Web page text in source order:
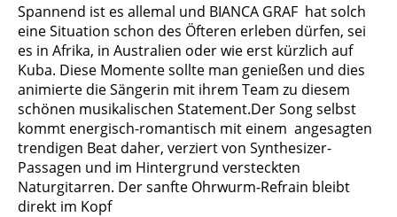
Spannend ist es allemal und BIANCA GRAF hat solch
eine Situation schon des Öfteren erleben dürfen, sei
es in Afrika, in Australien oder wie erst kürzlich auf
Kuba. Diese Momente sollte man genießen und dies
animierte die Sängerin mit ihrem Team zu diesem
schönen musikalischen Statement.Der Song selbst
kommt energisch-romantisch mit einem angesagten
trendigen Beat daher, verziert von Synthesizer-
Passagen und im Hintergrund versteckten
Naturgitarren. Der sanfte Ohrwurm-Refrain bleibt
direkt im Kopf